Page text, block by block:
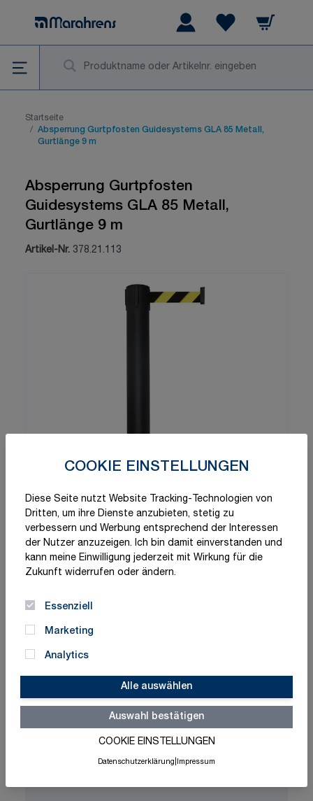
COOKIE EINSTELLUNGEN
Diese Seite nutzt Website Tracking-Technologien von
Dritten, um ihre Dienste anzubieten, stetig zu
verbessern und Werbung entsprechend der Interessen
der Nutzer anzuzeigen. Ich bin damit einverstanden und
kann meine Einwilligung jederzeit mit Wirkung für die
Zukunft widerrufen oder ändern.
Essenziell
Marketing
Analytics
Alle auswählen
Auswahl bestätigen
COOKIE EINSTELLUNGEN
Datenschutzerklärung Impressum
Warenkorb
Startseite
/ Absperrung Gurtpfosten Guidesystems GLA 85 Metall,
Gurtlänge 9 m
Absperrung Gurtpfosten
Guidesystems GLA 85 Metall,
Gurtlänge 9 m
Artikel-Nr. 378.21.113
ISO-zertifizierte Qualität
Produktvariation wählen